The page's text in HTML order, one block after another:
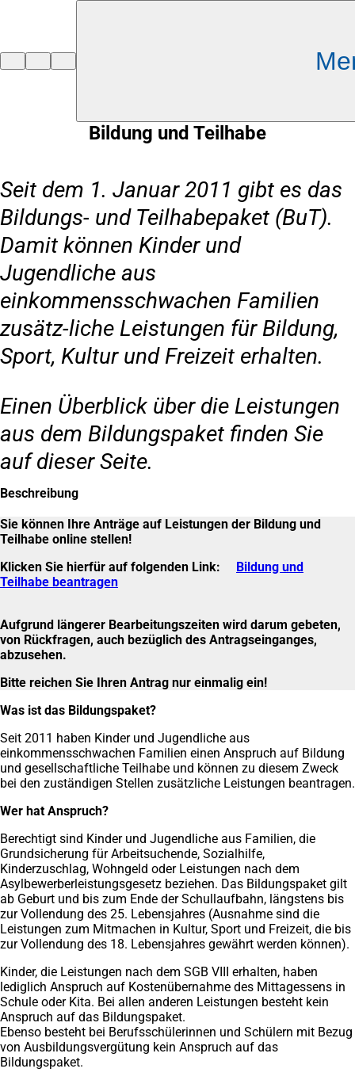
Bildung und Teilhabe
Seit dem 1. Januar 2011 gibt es das
Bildungs- und Teilhabepaket (BuT).
Damit können Kinder und
Jugendliche aus
einkommensschwachen Familien
zusätz-liche Leistungen für Bildung,
Sport, Kultur und Freizeit erhalten.
Einen Überblick über die Leistungen
aus dem Bildungspaket finden Sie
auf dieser Seite.
Beschreibung
Sie können Ihre Anträge auf Leistungen der Bildung und
Teilhabe online stellen!
Klicken Sie hierfür auf folgenden Link:
Bildung und
Teilhabe beantragen
neuen
Tab)
Aufgrund längerer Bearbeitungszeiten wird darum gebeten,
von Rückfragen, auch bezüglich des Antragseinganges,
abzusehen.
Bitte reichen Sie Ihren Antrag nur einmalig ein!
Was ist das Bildungspaket?
Seit 2011 haben Kinder und Jugendliche aus
einkommensschwachen Familien einen Anspruch auf Bildung
und gesellschaftliche Teilhabe und können zu diesem Zweck
bei den zuständigen Stellen zusätzliche Leistungen beantragen.
Wer hat Anspruch?
Berechtigt sind Kinder und Jugendliche aus Familien, die
Grundsicherung für Arbeitsuchende, Sozialhilfe,
Kinderzuschlag, Wohngeld oder Leistungen nach dem
Asylbewerberleistungsgesetz beziehen. Das Bildungspaket gilt
ab Geburt und bis zum Ende der Schullaufbahn, längstens bis
zur Vollendung des 25. Lebensjahres (Ausnahme sind die
Leistungen zum Mitmachen in Kultur, Sport und Freizeit, die bis
zur Vollendung des 18. Lebensjahres gewährt werden können).
Kinder, die Leistungen nach dem SGB VIII erhalten, haben
lediglich Anspruch auf Kostenübernahme des Mittagessens in
Schule oder Kita. Bei allen anderen Leistungen besteht kein
Anspruch auf das Bildungspaket.
Ebenso besteht bei Berufsschülerinnen und Schülern mit Bezug
von Ausbildungsvergütung kein Anspruch auf das
Bildungspaket.